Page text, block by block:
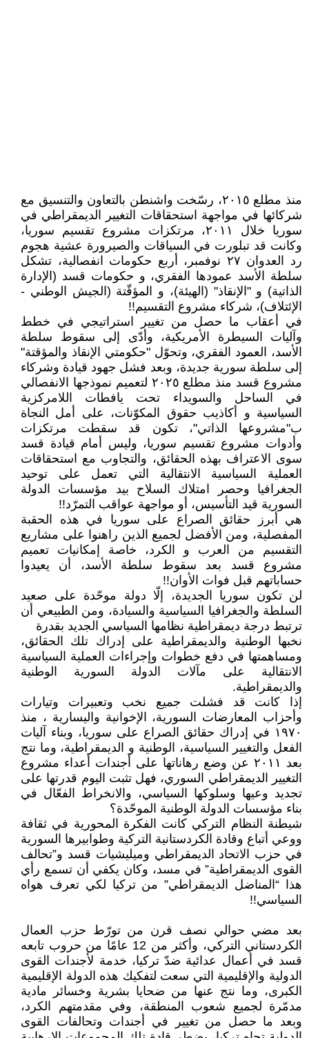
منذ مطلع ٢٠١٥، رسّخت واشنطن بالتعاون والتنسيق مع
شركائها في مواجهة استحقاقات التغيير الديمقراطي في
سوريا خلال ٢٠١١، مرتكزات مشروع تقسيم سوريا،
وكانت قد تبلورت في السياقات والصيرورة عشية هجوم
رد العدوان ٢٧ نوفمبر، أربع حكومات انفصالية، تشكل
سلطة الأسد عمودها الفقري، و حكومات قسد (الإدارة
الذاتية) و "الإنقاذ" (الهيئة)، و المؤقّتة (الجيش الوطني -
الإئتلاف)، شركاء مشروع التقسيم!!
في أعقاب ما حصل من تغيير استراتيجي في خطط
وآليات السيطرة الأمريكية، وأدّى إلى سقوط سلطة
الأسد، العمود الفقري، وتحوّل "حكومتي الإنقاذ والمؤقتة"
إلى سلطة سورية جديدة، وبعد فشل جهود قيادة وشركاء
مشروع قسد منذ مطلع ٢٠٢٥ لتعميم نموذجها الانفصالي
في الساحل والسويداء تحت يافطات اللامركزية
السياسية و أكاذيب حقوق المكوّنات، على أمل النجاة
ب"مشروعها الذاتي"، تكون قد سقطت مرتكزات
وأدوات مشروع تقسيم سوريا، وليس أمام قيادة قسد
سوى الاعتراف بهذه الحقائق، والتجاوب مع استحقاقات
العملية السياسية الانتقالية التي تعمل على توحيد
الجغرافيا وحصر امتلاك السلاح بيد مؤسسات الدولة
السورية قيد التأسيس، أو مواجهة عواقب التمرّد!!
هي أبرز حقائق الصراع على سوريا في هذه الحقبة
المفصلية، ومن الأفضل لجميع الذين راهنوا على مشاريع
التقسيم من العرب و الكرد، خاصة إمكانيات تعميم
مشروع قسد بعد سقوط سلطة الأسد، أن يعيدوا
حساباتهم قبل فوات الأوان!!
لن تكون سوريا الجديدة، إلّا دولة موحّدة على صعيد
السلطة والجغرافيا السياسية والسيادة، ومن الطبيعي أن
ترتبط درجة ديمقراطية نظامها السياسي الجديد بقدرة
نخبها الوطنية والديمقراطية على إدراك تلك الحقائق،
ومساهمتها في دفع خطوات وإجراءات العملية السياسية
الانتقالية على مآلات الدولة السورية الوطنية
والديمقراطية.
إذا كانت قد فشلت جميع نخب وتعبيرات وتيارات
وأحزاب المعارضات السورية، الإخوانية واليسارية ، منذ
١٩٧٠ في إدراك حقائق الصراع على سوريا، وبناء آليات
الفعل والتغيير السياسية، الوطنية و الديمقراطية، وما نتج
بعد ٢٠١١ عن وضع رهاناتها على أجندات أعداء مشروع
التغيير الديمقراطي السوري، فهل تثبت اليوم قدرتها على
تجديد وعيها وسلوكها السياسي، والانخراط الفعّال في
بناء مؤسسات الدولة الوطنية الموحّدة؟
شيطنة النظام التركي كانت الفكرة المحورية في ثقافة
ووعي أتباع وقادة الكردستانية التركية وطوابيرها السورية
في حزب الاتحاد الديمقراطي وميليشيات قسد و”تحالف
القوى الديمقراطية” في مسد، وكان يكفي أن تسمع رأي
هذا “المناضل الديمقراطي” من تركيا لكي تعرف هواه
السياسي!!
بعد مضي حوالي نصف قرن من تورّط حزب العمال
الكردستاني التركي، وأكثر من 12 عامًا من حروب تابعه
قسد في أعمال عدائية ضدّ تركيا، خدمة لأجندات القوى
الدولية والإقليمية التي سعت لتفكيك هذه الدولة الإقليمية
الكبرى، وما نتج عنها من ضحايا بشرية وخسائر مادية
مدمّرة لجميع شعوب المنطقة، وفي مقدمتهم الكرد،
وبعد ما حصل من تغيير في أجندات وتحالفات القوى